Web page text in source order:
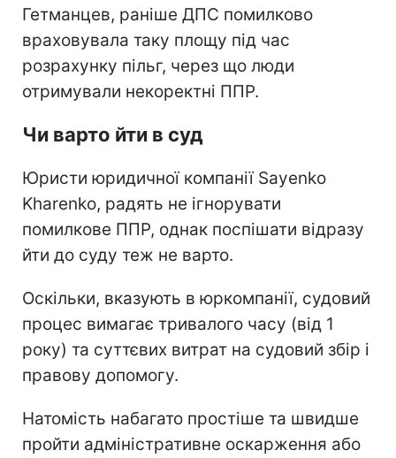
Гетманцев, раніше ДПС помилково
враховувала таку площу під час
розрахунку пільг, через що люди
отримували некоректні ППР.
Чи варто йти в суд
Юристи юридичної компанії Sayenko
Kharenko, радять не ігнорувати
помилкове ППР, однак поспішати відразу
йти до суду теж не варто.
Оскільки, вказують в юркомпанії, судовий
процес вимагає тривалого часу (від 1
року) та суттєвих витрат на судовий збір і
правову допомогу.
Натомість набагато простіше та швидше
пройти адміністративне оскарження або